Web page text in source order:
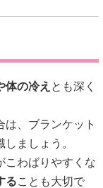
体の冷え とも深く
、ブランケット
ましょう。
こわばりやすくな
ることも大切で